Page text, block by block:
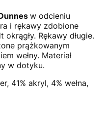
w odcieniu
i rękawy zdobione
Rękawy długie.
prążkowanym
wełny. Materiał
w dotyku.
41% akryl, 4% wełna,